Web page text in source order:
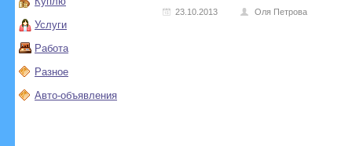
Услуги
Работа
Разное
Авто-объявления
23.10.2013 Оля Петрова